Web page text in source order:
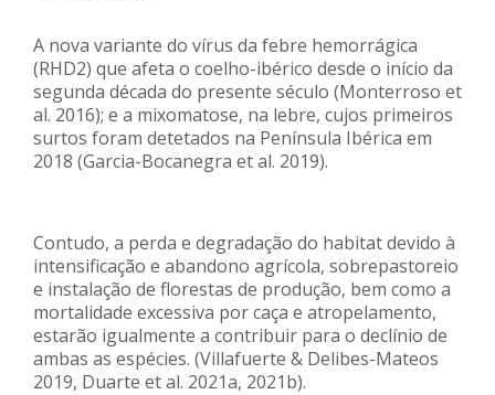
A nova variante do vírus da febre hemorrágica
(RHD2) que afeta o coelho-ibérico desde o início da
segunda década do presente século (Monterroso et
al. 2016); e a mixomatose, na lebre, cujos primeiros
surtos foram detetados na Península Ibérica em
2018 (Garcia-Bocanegra et al. 2019).
Contudo, a perda e degradação do habitat devido à
intensificação e abandono agrícola, sobrepastoreio
e instalação de florestas de produção, bem como a
mortalidade excessiva por caça e atropelamento,
estarão igualmente a contribuir para o declínio de
ambas as espécies. (Villafuerte & Delibes-Mateos
2019, Duarte et al. 2021a, 2021b).